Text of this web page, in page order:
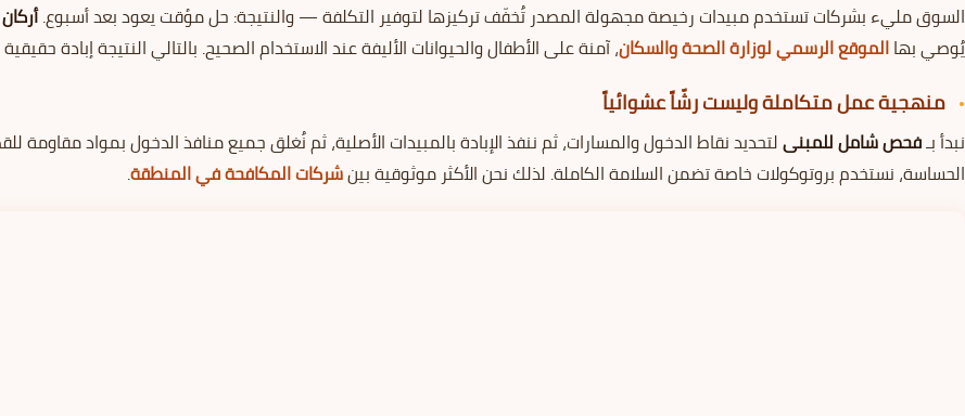
السوق مليء بشركات تستخدم مبيدات رخيصة مجهولة المصدر تُخفّف تركيزها لتوفير التكلفة — والنتيجة: حل مؤقت يعود بعد أسبوع.
يُوصي بهاالموقع الرسمي لوزارة الصحة والسكان، آمنة على الأطفال والحيوانات الأليفة عند الاستخدام الصحيح. بالتالي النتيجة إبادة
منهجية عمل متكاملة وليست رشّاً عشوائياً
نبدأ بـفحص شامل للمبنىلتحديد نقاط الدخول والمسارات، ثم ننفذ الإبادة بالمبيدات الأصلية، ثم نُغلق جميع منافذ الدخول بمواد مقاومة
الحساسة، نستخدم بروتوكولات خاصة تضمن السلامة الكاملة. لذلك نحن الأكثر موثوقية بينشركات المكافحة في المنطقة.